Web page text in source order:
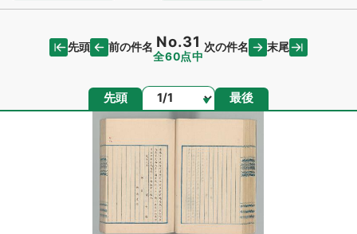
先頭 前の件名 No.31
全60点中
次の件名 末尾
先頭 ページ 最後